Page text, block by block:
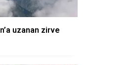
uzanan zirve